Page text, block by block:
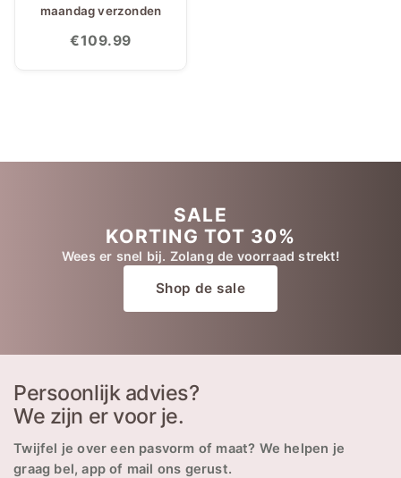
maandag verzonden
€109.99
SALE
KORTING TOT 30%
Wees er snel bij. Zolang de voorraad strekt!
Shop de sale
Persoonlijk advies?
We zijn er voor je.
Twijfel je over een pasvorm of maat? We helpen je
graag bel, app of mail ons gerust.